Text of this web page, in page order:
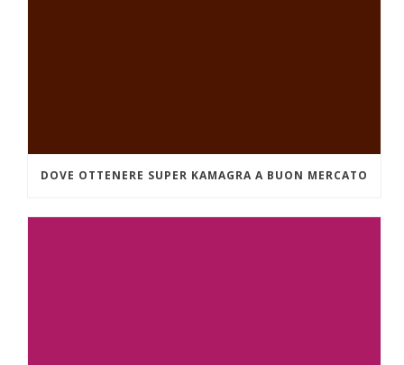
DOVE OTTENERE SUPER KAMAGRA A BUON MERCATO